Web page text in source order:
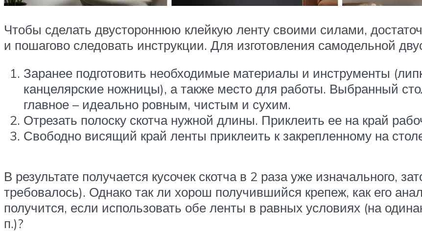
Чтобы сделать двустороннюю клейкую ленту своими силами,
и пошагово следовать инструкции. Для изготовления самодельной
Заранее подготовить необходимые материалы и инструменты
канцелярские ножницы), а также место для работы. Выбранный
главное – идеально ровным, чистым и сухим.
Отрезать полоску скотча нужной длины. Приклеить ее на край
Свободно висящий край ленты приклеить к закрепленному на
В результате получается кусочек скотча в 2 раза уже изначального,
требовалось). Однако так ли хорош получившийся крепеж, как его
получится, если использовать обе ленты в равных условиях (на
п.)?